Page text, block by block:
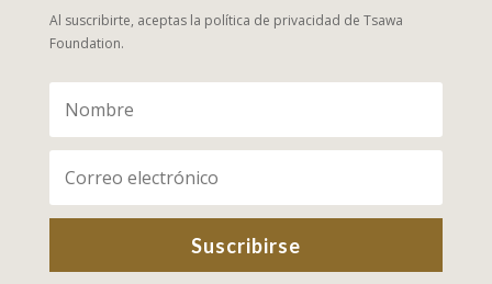
Al suscribirte, aceptas la política de privacidad de Tsawa
Foundation.
Suscribirse